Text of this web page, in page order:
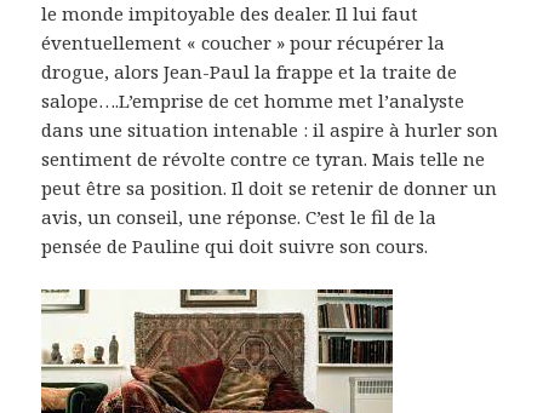
le monde impitoyable des dealer. Il lui faut
éventuellement « coucher » pour récupérer la
drogue, alors Jean-Paul la frappe et la traite de
salope….L’emprise de cet homme met l’analyste
dans une situation intenable : il aspire à hurler son
sentiment de révolte contre ce tyran. Mais telle ne
peut être sa position. Il doit se retenir de donner un
avis, un conseil, une réponse. C’est le fil de la
pensée de Pauline qui doit suivre son cours.